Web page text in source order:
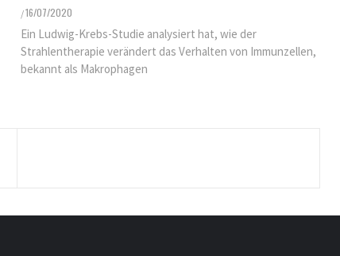
/16/07/2020
Ein Ludwig-Krebs-Studie analysiert hat, wie der
Strahlentherapie verändert das Verhalten von Immunzellen,
bekannt als Makrophagen